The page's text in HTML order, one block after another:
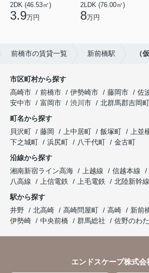
2DK (46.53㎡)
3.9万円
2LDK (76.00㎡)
8万円
前橋市の賃貸一覧 新前橋駅 （
市区町村から探す
高崎市
前橋市 伊勢崎市 藤岡市
佐
安中市
富岡市 渋川市 北群馬郡吉岡町
町名から探す
貝沢町
藤岡 上中居町 飯塚町 上並
下之城町
浜尻町 八千代町
金古町
沿線から探す
湘南新宿ライン高海
上越線 信越本線
八高線
上信電鉄 上毛電鉄 北陸新幹線
駅から探す
井野
北高崎 高崎問屋町 高崎 新前
伊勢崎
中央前橋 群馬総社 佐野のわ
エンドスケープ株式会